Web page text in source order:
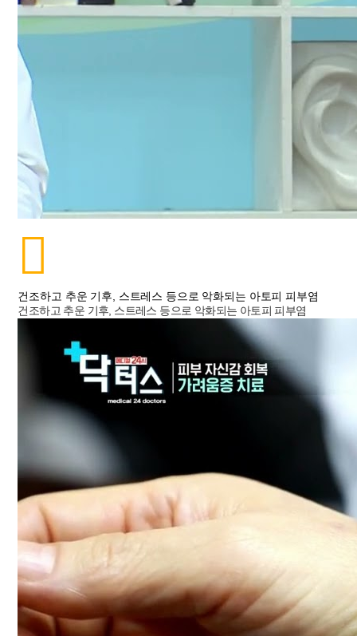
건조하고 추운 기후, 스트레스 등으로 악화되는 아토피 피부염
건조하고 추운 기후, 스트레스 등으로 악화되는 아토피 피부염